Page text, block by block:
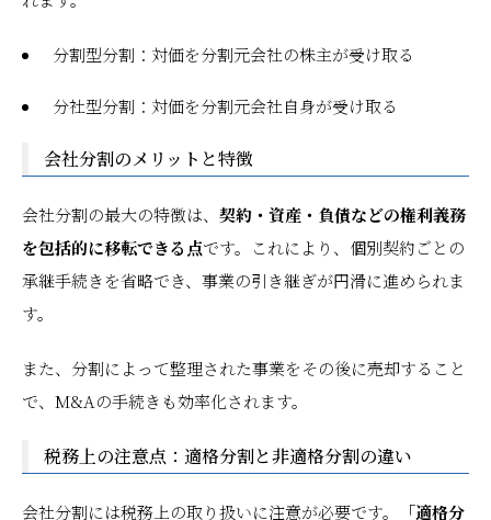
分割型分割：対価を分割元会社の株主が受け取る
分社型分割：対価を分割元会社自身が受け取る
会社分割のメリットと特徴
会社分割の最大の特徴は、 契約・資産・負債などの権利義務
を包括的に移転できる点です。これにより、個別契約ごとの
承継手続きを省略でき、事業の引き継ぎが円滑に進められま
す。
また、分割によって整理された事業をその後に売却すること
で、M&Aの手続きも効率化されます。
税務上の注意点：適格分割と非適格分割の違い
会社分割には税務上の取り扱いに注意が必要です。
「適格分